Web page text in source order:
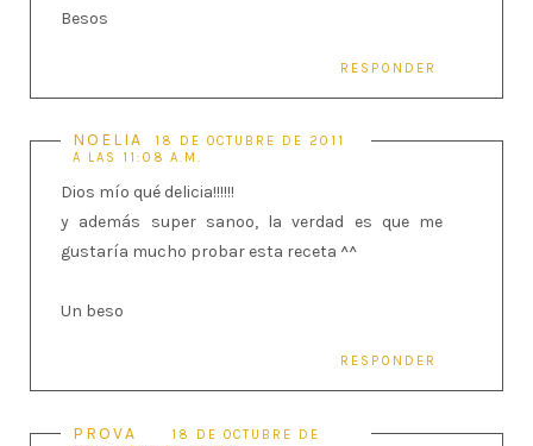
Besos
RESPONDER
NOELIA
18 DE OCTUBRE DE 2011
A LAS 11:08 A.M.
Dios mío qué delicia!!!!!!
y además super sanoo, la verdad es que me
gustaría mucho probar esta receta ^^
Un beso
RESPONDER
PROVA
18 DE OCTUBRE DE